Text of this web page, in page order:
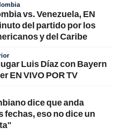
vs. Venezuela, EN
del partido por los
y del Caribe
Luis Díaz con Bayern
EN VIVO POR TV
dice que anda
fechas, eso no dice un